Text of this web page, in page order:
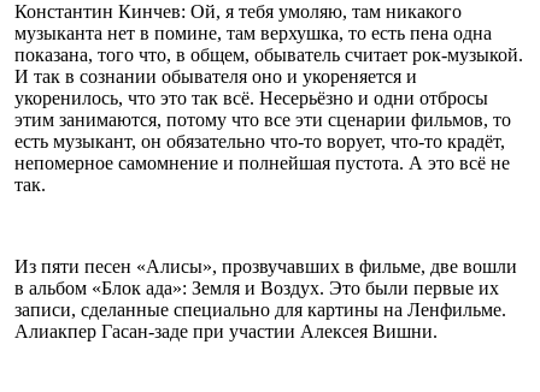
Константин Кинчев: Ой, я тебя умоляю, там никакого
музыканта нет в помине, там верхушка, то есть пена одна
показана, того что, в общем, обыватель считает рок-музыкой.
И так в сознании обывателя оно и укореняется и
укоренилось, что это так всё. Несерьёзно и одни отбросы
этим занимаются, потому что все эти сценарии фильмов, то
есть музыкант, он обязательно что-то ворует, что-то крадёт,
непомерное самомнение и полнейшая пустота. А это всё не
так.
Из пяти песен «Алисы», прозвучавших в фильме, две вошли
в альбом «Блок ада»: Земля и Воздух. Это были первые их
записи, сделанные специально для картины на Ленфильме.
Алиакпер Гасан-заде при участии Алексея Вишни.